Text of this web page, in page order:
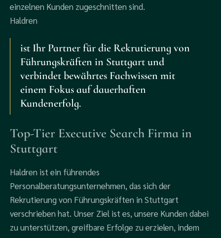
einzelnen Kunden zugeschnitten sind.
Haldren
ist Ihr Partner für die Rekrutierung von
Führungskräften in Stuttgart und
verbindet bewährtes Fachwissen mit
einem Fokus auf dauerhaften
Kundenerfolg.
Top-Tier Executive Search Firma in
Stuttgart
Haldren ist ein führendes
Personalberatungsunternehmen, das sich der
Rekrutierung von Führungskräften in Stuttgart
verschrieben hat. Unser Ziel ist es, unsere Kunden dabei
zu unterstützen, greifbare Erfolge zu erzielen, indem